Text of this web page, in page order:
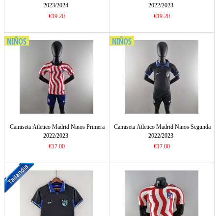
2023/2024
€19.20
2022/2023
€19.20
Camiseta Atletico Madrid Ninos Primera
2022/2023
€17.00
Camiseta Atletico Madrid Ninos Segunda
2022/2023
€17.00